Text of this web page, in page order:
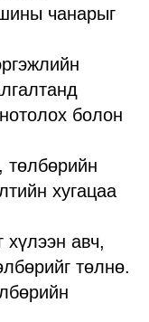
чанарыг
болон
төлбөрийн
хугацаа
авч,
төлнө.